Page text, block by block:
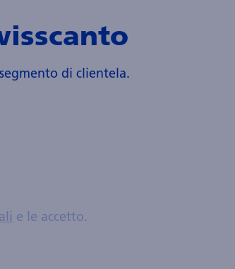
di clientela.
e le accetto.